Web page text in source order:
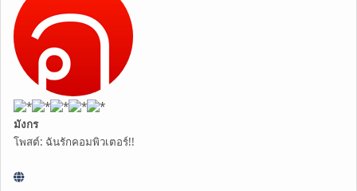
มังกร
โพสต์: ฉันรักคอมพิวเตอร์!!